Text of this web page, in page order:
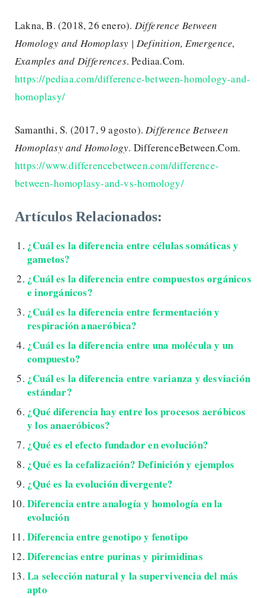
Lakna, B. (2018, 26 enero). Difference Between
Homology and Homoplasy | Definition, Emergence,
Examples and Differences. Pediaa.Com.
https://pediaa.com/difference-between-homology-and-
homoplasy/
Samanthi, S. (2017, 9 agosto).Difference Between
Homoplasy and Homology. DifferenceBetween.Com.
https://www.differencebetween.com/difference-
between-homoplasy-and-vs-homology/
Artículos Relacionados:
¿Cuál es la diferencia entre células somáticas y
gametos?
¿Cuál es la diferencia entre compuestos orgánicos
e inorgánicos?
¿Cuál es la diferencia entre fermentación y
respiración anaeróbica?
¿Cuál es la diferencia entre una molécula y un
compuesto?
¿Cuál es la diferencia entre varianza y desviación
estándar?
¿Qué diferencia hay entre los procesos aeróbicos
y los anaeróbicos?
¿Qué es el efecto fundador en evolución?
¿Qué es la cefalización? Definición y ejemplos
¿Qué es la evolución divergente?
Diferencia entre analogía y homología en la
evolución
Diferencia entre genotipo y fenotipo
Diferencias entre purinas y pirimidinas
La selección natural y la supervivencia del más
apto